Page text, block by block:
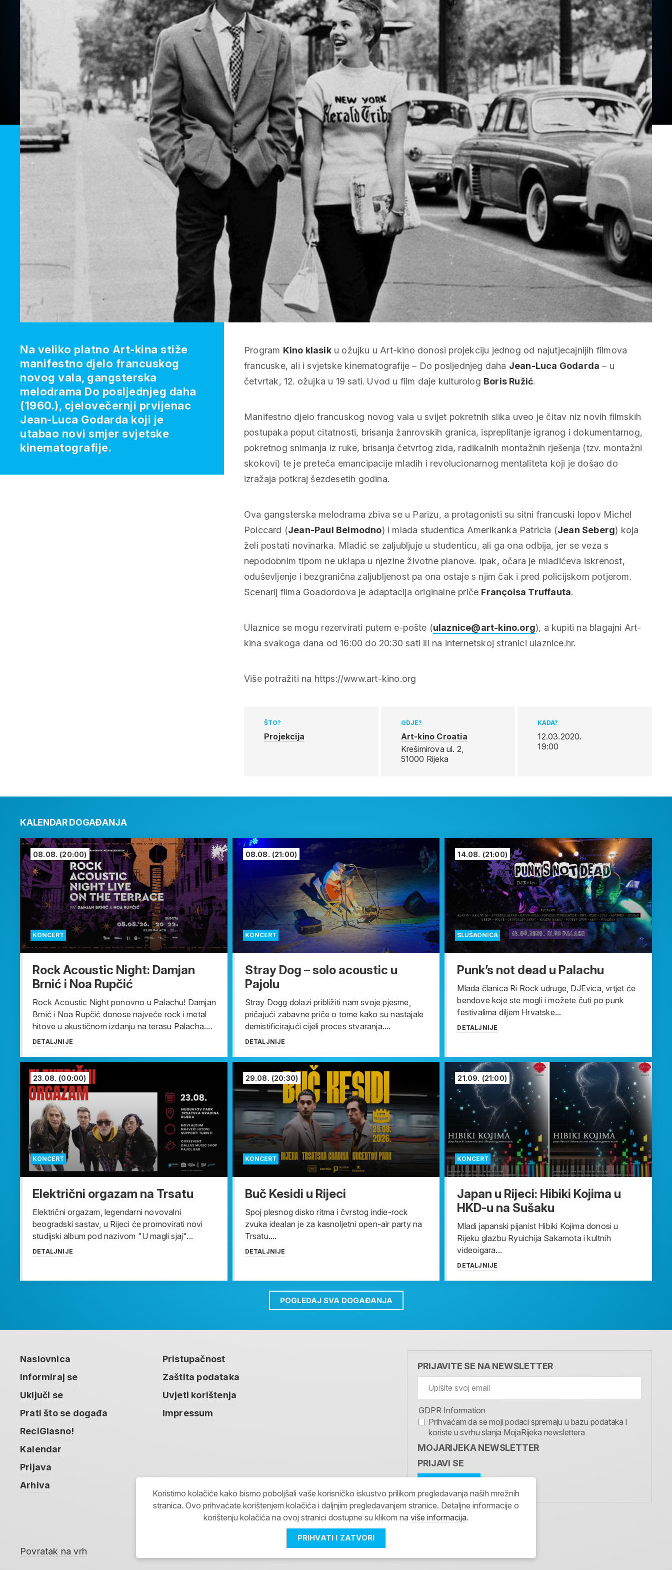
Program Kino klasiku ožujku u Art-kino donosi projekciju jednog od najutjecajnijih filmova
francuske, ali i svjetske kinematografije – Do posljednjeg daha Jean-Luca Godarda – u
četvrtak, 12. ožujka u 19 sati. Uvod u film daje kulturolog Boris Ružić.
Manifestno djelo francuskog novog vala u svijet pokretnih slika uveo je čitav niz novih filmskih
postupaka poput citatnosti, brisanja žanrovskih granica, ispreplitanje igranog i dokumentarnog,
pokretnog snimanja iz ruke, brisanja četvrtog zida, radikalnih montažnih rješenja (tzv. montažni
skokovi) te je preteča emancipacije mladih i revolucionarnog mentaliteta koji je došao do
izražaja potkraj šezdesetih godina.
Ova gangsterska melodrama zbiva se u Parizu, a protagonisti su sitni francuski lopov Michel
Poiccard (Jean-Paul Belmodno) i mlada studentica Amerikanka Patricia (Jean Seberg) koja
želi postati novinarka. Mladić se zaljubljuje u studenticu, ali ga ona odbija, jer se veza s
nepodobnim tipom ne uklapa u njezine životne planove. Ipak, očara je mladićeva iskrenost,
oduševljenje i bezgranična zaljubljenost pa ona ostaje s njim čak i pred policijskom potjerom.
Scenarij filma Goadordova je adaptacija originalne priče Françoisa Truffauta.
Ulaznice se mogu rezervirati putem e-pošte (ulaznice@art-kino.org), a kupiti na blagajni Art-
kina svakoga dana od 16:00 do 20:30 sati ili na internetskoj stranici ulaznice.hr.
Više potražiti na https://www.art-kino.org
ŠTO?
Projekcija
GDJE?
Art-kino Croatia
Krešimirova ul. 2,
51000 Rijeka
KADA?
12.03.2020.
19:00
Na veliko platno Art-kina stiže
manifestno djelo francuskog
novog vala, gangsterska
melodrama Do posljednjeg daha
(1960.), cjelovečernji prvijenac
Jean-Luca Godarda koji je
utabao novi smjer svjetske
kinematografije.
KALENDAR DOGAĐANJA
KONCERT
08.08. (20:00)
Rock Acoustic Night: Damjan
Brnić i Noa Rupčić
Rock Acoustic Night ponovno u Palachu! Damjan
Brnić i Noa Rupčić donose najveće rock i metal
hitove u akustičnom izdanju na terasu Palacha....
DETALJNIJE
KONCERT
08.08. (21:00)
Stray Dog – solo acoustic u
Pajolu
Stray Dogg dolazi približiti nam svoje pjesme,
pričajući zabavne priče o tome kako su nastajale
demistificirajući cijeli proces stvaranja....
DETALJNIJE
SLUŠAONICA
14.08. (21:00)
Punk’s not dead u Palachu
Mlada članica Ri Rock udruge, DJEvica, vrtjet će
bendove koje ste mogli i možete čuti po punk
festivalima diljem Hrvatske...
DETALJNIJE
KONCERT
23.08. (00:00)
Električni orgazam na Trsatu
Električni orgazam, legendarni novovalni
beogradski sastav, u Rijeci će promovirati novi
studijski album pod nazivom "U magli sjaj"...
DETALJNIJE
KONCERT
29.08. (20:30)
Buč Kesidi u Rijeci
Spoj plesnog disko ritma i čvrstog indie-rock
zvuka idealan je za kasnoljetni open-air party na
Trsatu....
DETALJNIJE
KONCERT
21.09. (21:00)
Japan u Rijeci: Hibiki Kojima u
HKD-u na Sušaku
Mladi japanski pijanist Hibiki Kojima donosi u
Rijeku glazbu Ryuichija Sakamota i kultnih
videoigara...
DETALJNIJE
POGLEDAJ SVA DOGAĐANJA
Naslovnica
Informiraj se
Uključi se
Prati što se događa
ReciGlasno!
Kalendar
Prijava
Arhiva
Pristupačnost
Zaštita podataka
Uvjeti korištenja
Impressum
PRIJAVITE SE NA NEWSLETTER
GDPR Information
Prihvaćam da se moji podaci spremaju u bazu podataka i
koriste u svrhu slanja MojaRijeka newslettera
MOJARIJEKA NEWSLETTER
PRIJAVI SE
Povratak na vrh
Koristimo kolačiće kako bismo poboljšali vaše korisničko iskustvo prilikom pregledavanja naših mrežnih
stranica. Ovo prihvaćate korištenjem kolačića i daljnjim pregledavanjem stranice. Detaljne informacije o
korištenju kolačića na ovoj stranici dostupne su klikom na više informacija.
PRIHVATI I ZATVORI